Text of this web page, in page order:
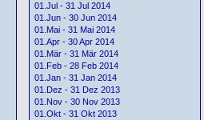
01.Jul - 31 Jul 2014
01.Jun - 30 Jun 2014
01.Mai - 31 Mai 2014
01.Apr - 30 Apr 2014
01.Mär - 31 Mär 2014
01.Feb - 28 Feb 2014
01.Jan - 31 Jan 2014
01.Dez - 31 Dez 2013
01.Nov - 30 Nov 2013
01.Okt - 31 Okt 2013